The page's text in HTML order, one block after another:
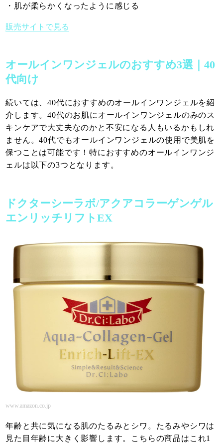
・肌が柔らかくなったように感じる
販売サイトで見る
オールインワンジェルのおすすめ3選｜40
代向け
続いては、40代におすすめのオールインワンジェルを紹
介します。40代のお肌にオールインワンジェルのみのス
キンケアで大丈夫なのかと不安になる人もいるかもしれ
ません。40代でもオールインワンジェルの使用で美肌を
保つことは可能です！特におすすめのオールインワンジ
ェルは以下の3つとなります。
ドクターシーラボ/アクアコラーゲンゲル
エンリッチリフトEX
www.amazon.co.jp
年齢と共に気になる肌のたるみとシワ。たるみやシワは
見た目年齢に大きく影響します。こちらの商品はこれ1